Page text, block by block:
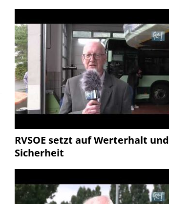
RVSOE setzt auf Werterhalt und
Sicherheit